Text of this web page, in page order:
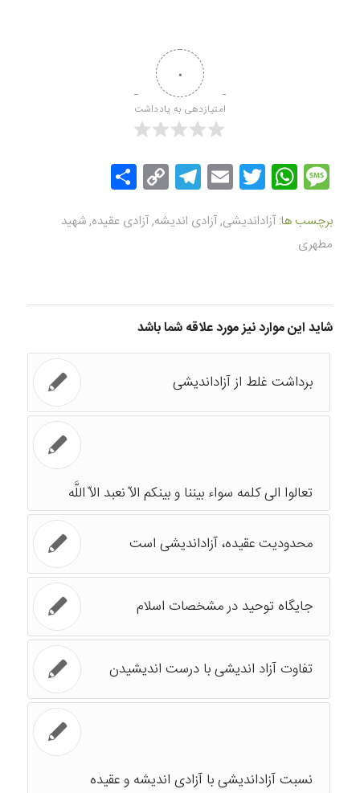
۰
امتیازدهی به یادداشت
Message
WhatsApp
Twitter
Email
Telegram
Copy
Link
اشتراک
گذاری برچسب ها: آزاداندیشی,آزادی اندیشه,آزادی عقیده,شهید
مطهری
شاید این موارد نیز مورد علاقه شما باشد
برداشت غلط از آزاداندیشی
تعالوا الی کلمه سواء بیننا و بینکم الاّ نعبد الاّ اللَّه
محدودیت عقیده، آزاداندیشی است
جایگاه توحید در مشخصات اسلام
تفاوت آزاد اندیشی با درست اندیشیدن
نسبت آزاداندیشی با آزادی اندیشه و عقیده